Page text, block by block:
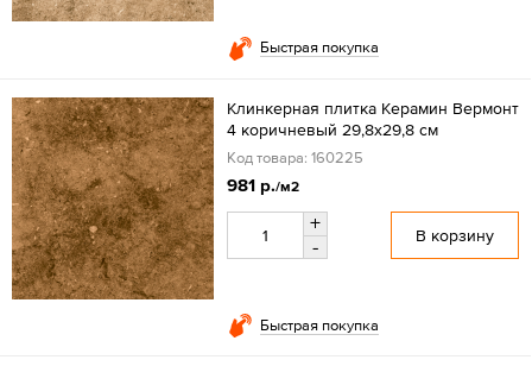
Быстрая покупка
Клинкерная плитка Керамин Вермонт
4 коричневый 29,8х29,8 см
Код товара: 160225
981 р./м2
+
-
В корзину
Быстрая покупка